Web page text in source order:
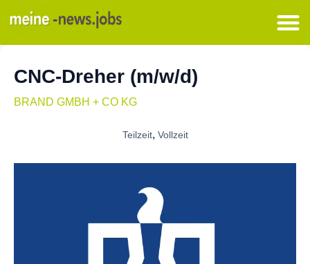
CNC-Dreher (m/w/d)
BRAND GMBH + CO KG
Teilzeit, Vollzeit